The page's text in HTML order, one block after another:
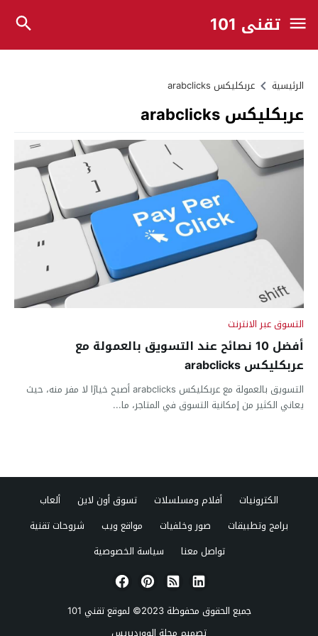
تقني 101
الرئيسية عربكليكس arabclicks
عربكليكس arabclicks
التسوق عبر الانترنت
أفضل 10 نصائح عند التسويق بالعمولة مع
عربكليكس arabclicks
التسويق بالعمولة مع عربكليكس arabclicks أصبح خيارًا لا مفر منه، حيث
يعاني الكثير من إمكانية التسوق في المتاجر، ما...
الكترونيات أفلام ومسلسلات تسوق أون لاين
ألعاب
برامج وتطبيقات
صور وخلفيات مواقع ويب
شروحات تقنية
تواصل معنا
سياسة الخصوصية
جميع الحقوق محفوظة 2023© لموقع
تقني 101